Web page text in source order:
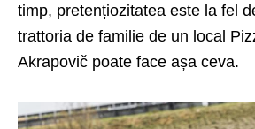
timp, pretențiozitatea este la fel
trattoria de familie de un local
Akrapovič poate face așa ceva.